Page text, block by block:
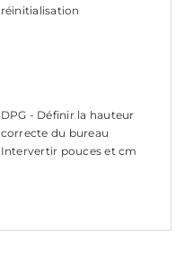
réinitialisation
DPG - Définir la hauteur
correcte du bureau
Intervertir pouces et cm